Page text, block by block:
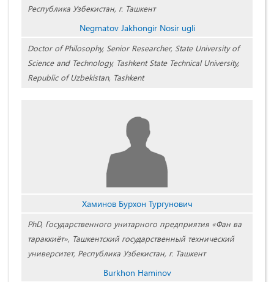
Республика Узбекистан, г. Ташкент
Negmatov Jakhongir Nosir ugli
Doctor of Philosophy, Senior Researcher, State University of
Science and Technology, Tashkent State Technical University,
Republic of Uzbekistan, Tashkent
Хаминов Бурхон Тургунович
PhD, Государственного унитарного предприятия «Фан ва
тараккиёт», Ташкентский государственный технический
университет, Республика Узбекистан, г. Ташкент
Burkhon Haminov